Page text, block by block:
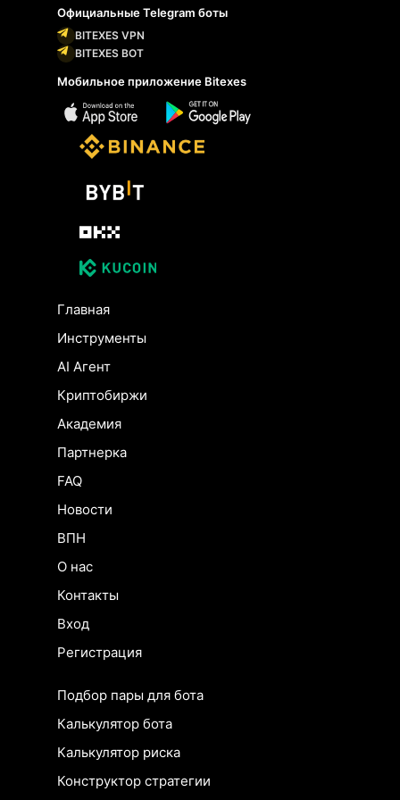
Официальные Telegram боты
BITEXES VPN
BITEXES BOT
Мобильное приложение Bitexes
Главная
Инструменты
AI Агент
Криптобиржи
Академия
Партнерка
FAQ
Новости
ВПН
О нас
Контакты
Вход
Регистрация
Подбор пары для бота
Калькулятор бота
Калькулятор риска
Конструктор стратегии